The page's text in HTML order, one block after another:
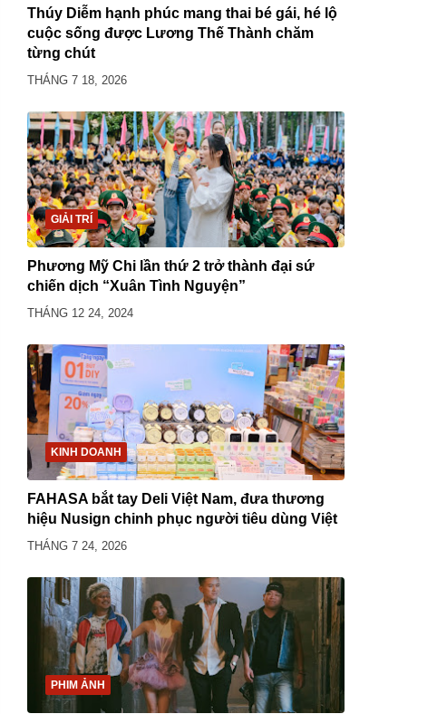
Thúy Diễm hạnh phúc mang thai bé gái, hé lộ
cuộc sống được Lương Thế Thành chăm
từng chút
THÁNG 7 18, 2026
GIẢI TRÍ
Phương Mỹ Chi lần thứ 2 trở thành đại sứ
chiến dịch “Xuân Tình Nguyện”
THÁNG 12 24, 2024
KINH DOANH
FAHASA bắt tay Deli Việt Nam, đưa thương
hiệu Nusign chinh phục người tiêu dùng Việt
THÁNG 7 24, 2026
PHIM ẢNH